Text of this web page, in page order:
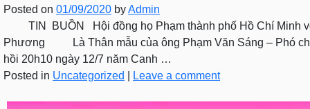
Posted on 01/09/2020 byAdmin
TIN BUỒN Hội đồng họ Phạm thành phố Hồ Chí Minh vô
Phương Là Thân mẫu của ông Phạm Văn Sáng – Phó
hồi 20h10 ngày 12/7 năm Canh …
Posted in Uncategorized Leave a comment